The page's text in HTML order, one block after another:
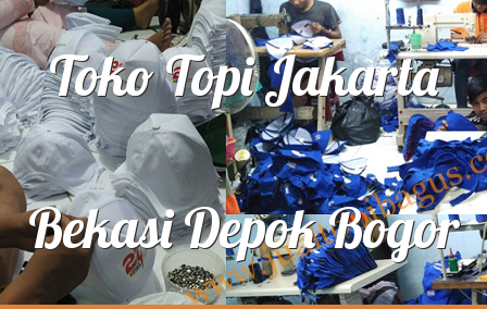
Toko Topi Jakarta
Bekasi Depok Bogor